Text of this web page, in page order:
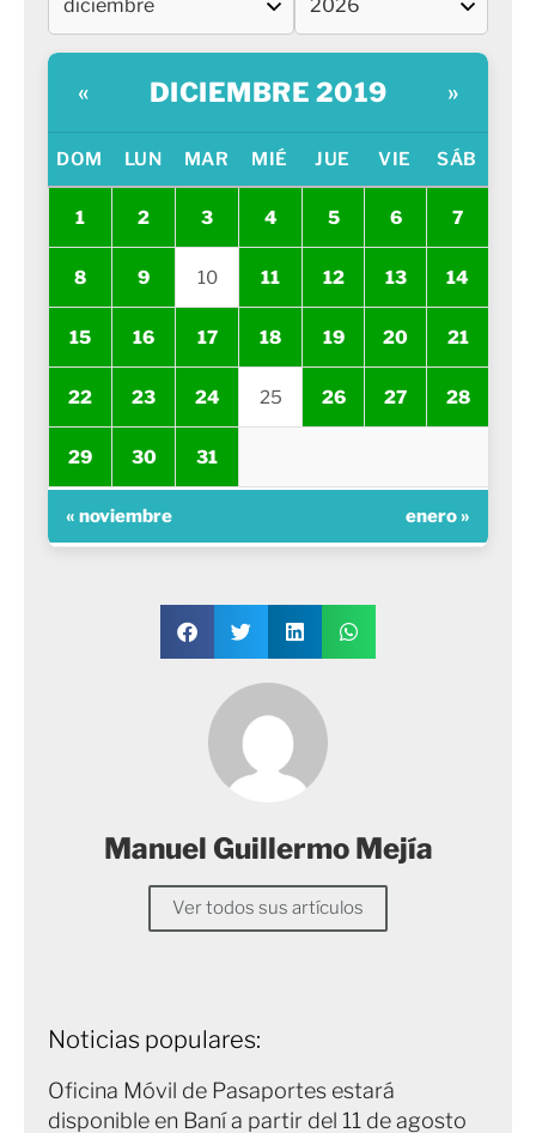
« DICIEMBRE 2019 »
DOM LUN MAR MIÉ JUE VIE SÁB
1 2 3 4 5 6 7
8 9 10 11 12 13 14
15 16 17 18 19 20 21
22 23 24 25 26 27 28
29 30 31
« noviembre enero »
Manuel Guillermo Mejía
Ver todos sus artículos
Noticias populares:
Oficina Móvil de Pasaportes estará
disponible en Baní a partir del 11 de agosto